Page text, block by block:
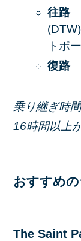
往路
トポ
復路
乗り継ぎ時
16時間以上
おすすめ
The Saint